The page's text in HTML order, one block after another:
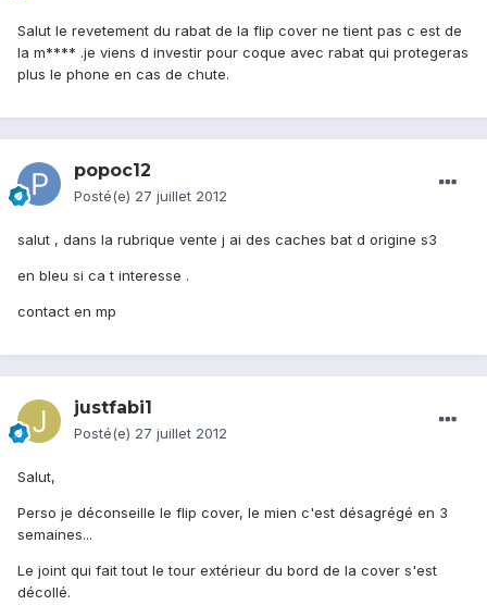
Salut le revetement du rabat de la flip cover ne tient pas c est de
la m**** .je viens d investir pour coque avec rabat qui protegeras
plus le phone en cas de chute.
popoc12
Posté(e) 27 juillet 2012
salut , dans la rubrique vente j ai des caches bat d origine s3
en bleu si ca t interesse .
contact en mp
justfabi1
Posté(e) 27 juillet 2012
Salut,
Perso je déconseille le flip cover, le mien c'est désagrégé en 3
semaines...
Le joint qui fait tout le tour extérieur du bord de la cover s'est
décollé.